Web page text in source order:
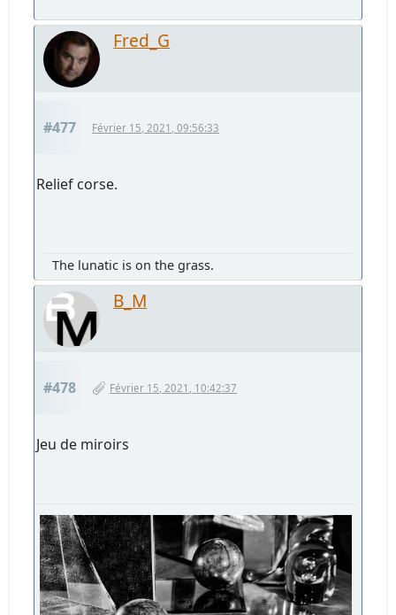
Fred_G
#477 Février 15, 2021, 09:56:33
Relief corse.
The lunatic is on the grass.
B_M
#478 Février 15, 2021, 10:42:37
Jeu de miroirs